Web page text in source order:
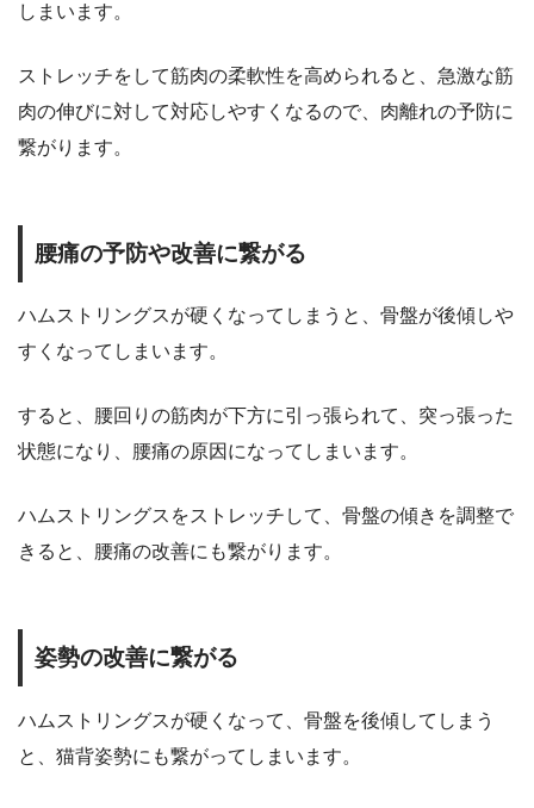
しまいます。
ストレッチをして筋肉の柔軟性を高められると、急激な筋
肉の伸びに対して対応しやすくなるので、肉離れの予防に
繋がります。
腰痛の予防や改善に繋がる
ハムストリングスが硬くなってしまうと、骨盤が後傾しや
すくなってしまいます。
すると、腰回りの筋肉が下方に引っ張られて、突っ張った
状態になり、腰痛の原因になってしまいます。
ハムストリングスをストレッチして、骨盤の傾きを調整で
きると、腰痛の改善にも繋がります。
姿勢の改善に繋がる
ハムストリングスが硬くなって、骨盤を後傾してしまう
と、猫背姿勢にも繋がってしまいます。